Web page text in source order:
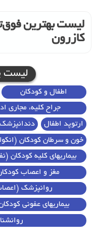
لیست بهترین
کازرون
لیست
اطفال و کودکان
جراح کلیه، مجاری
ارتوپد اطفال
خون و سرطان کودکان
بیماریهای کلیه کودکان
مغز و اعصاب
روانپزشک
بیماریهای عفونی